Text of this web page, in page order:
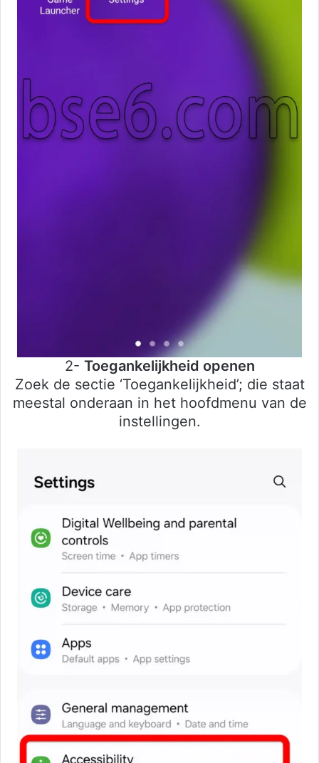
2- Toegankelijkheid openen
Zoek de sectie ‘Toegankelijkheid’; die staat
meestal onderaan in het hoofdmenu van de
instellingen.